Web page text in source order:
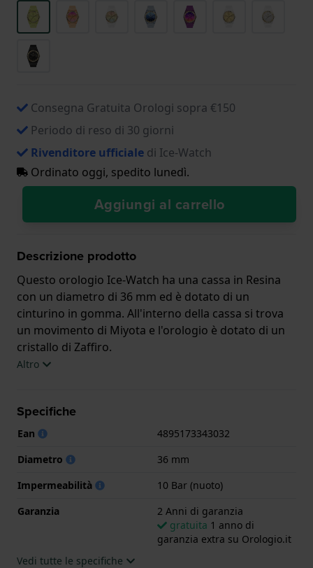
Consegna Gratuita Orologi sopra €150
Periodo di reso di 30 giorni
Rivenditore ufficiale di Ice-Watch
Ordinato oggi, spedito lunedì.
Aggiungi al carrello
Descrizione prodotto
Questo orologio Ice-Watch ha una cassa in Resina
con un diametro di 36 mm ed è dotato di un
cinturino in gomma. All'interno della cassa si trova
un movimento di Miyota e l'orologio è dotato di un
cristallo di Zaffiro.
con 2 Anni di garanzia.
Altro
Specifiche
Ean
4895173343032
Diametro
36 mm
Impermeabilità
10 Bar (nuoto)
Garanzia
2 Anni di garanzia
gratuita 1 anno di
garanzia extra su Orologio.it
Vedi tutte le specifiche